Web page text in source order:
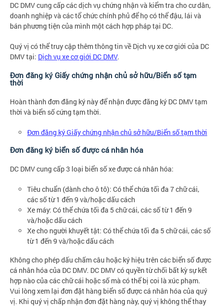
DC DMV cung cấp các dịch vụ chứng nhận và kiểm tra cho cư dân,
doanh nghiệp và các tổ chức chính phủ để họ có thể đậu, lái và
bán phương tiện của mình một cách hợp pháp tại DC.
Quý vị có thể truy cập thêm thông tin về Dịch vụ xe cơ giới của DC
DMV tại: Dịch vụ xe cơ giới DC DMV.
Đơn đăng ký Giấy chứng nhận chủ sở hữu/Biển số tạm
thời
Hoàn thành đơn đăng ký này để nhận được đăng ký DC DMV tạm
thời và biển số cứng tạm thời.
Đơn đăng ký Giấy chứng nhận chủ sở hữu/Biển số tạm thời
Đơn đăng ký biển số được cá nhân hóa
DC DMV cung cấp 3 loại biển số xe được cá nhân hóa:
Tiêu chuẩn (dành cho ô tô): Có thể chứa tối đa 7 chữ cái,
các số từ 1 đến 9 và/hoặc dấu cách
Xe máy: Có thể chứa tối đa 5 chữ cái, các số từ 1 đến 9
và/hoặc dấu cách
Xe cho người khuyết tật: Có thể chứa tối đa 5 chữ cái, các số
từ 1 đến 9 và/hoặc dấu cách
Không cho phép dấu chấm câu hoặc ký hiệu trên các biển số được
cá nhân hóa của DC DMV. DC DMV có quyền từ chối bất kỳ sự kết
hợp nào của các chữ cái hoặc số mà có thể bị coi là xúc phạm.
Vui lòng xem lại đơn đặt hàng biển số được cá nhân hóa của quý
vị. Khi quý vị chấp nhận đơn đặt hàng này, quý vị không thể thay